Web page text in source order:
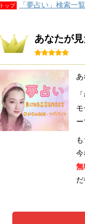
トップ 「夢占い」検索一
あなたが
今
無